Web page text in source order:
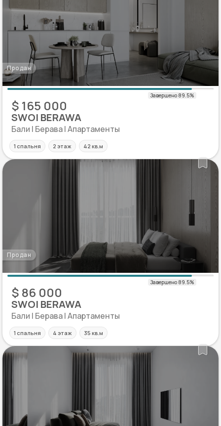
Продан
$ 165 000
SWOI BERAWA
Бали | Берава | Апартаменты
1 спальня 2 этаж 42 кв.м
Продан
$ 86 000
SWOI BERAWA
Бали | Берава | Апартаменты
1 спальня 4 этаж 35 кв.м